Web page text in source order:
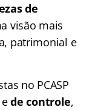
de
visão mais
patrimonial e
no PCASP
ede controle,